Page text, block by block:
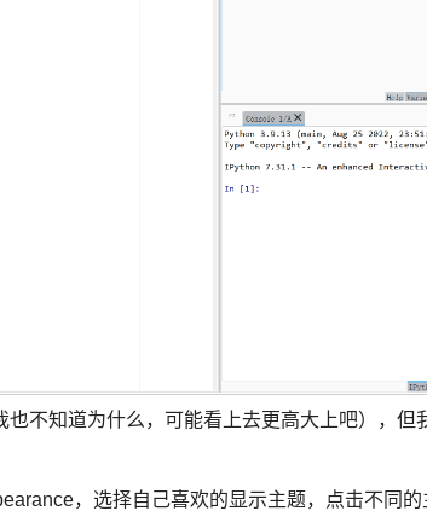
也不知道为什么，可能看上去更高大上吧），但
，选择自己喜欢的显示主题，点击不同